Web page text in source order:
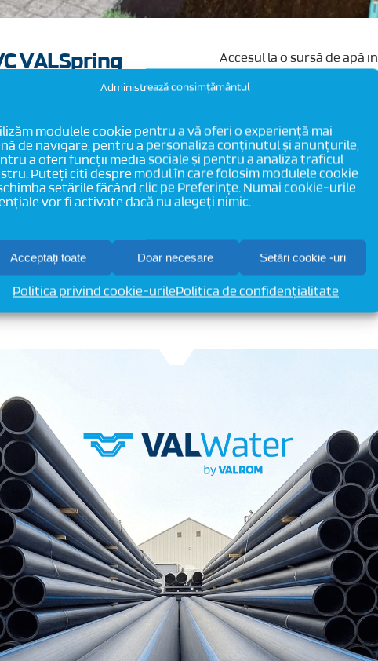
Administrează consimțământul
modulele cookie pentru a vă oferi o experiență mai
de navigare, pentru a personaliza conținutul și anunțurile,
a oferi funcții media sociale și pentru a analiza traficul
Puteți citi despre modul în care folosim modulele cookie
setările făcând clic pe Preferințe. Numai cookie-urile
vor fi activate dacă nu alegeți nimic.
Acceptați toate Doar necesare Setări cookie -uri
Politica privind cookie-urilePolitica de confidențialitate
VALSpring
Accesul la o sursă de apă
unui foraj de mare
Succesul pe termen lung
conductele trebuie să
Industrie se detașează
PVC neplastifiat (PVC-U)
Clasele de Rezistență R8,
pe piață, sistemul
riguroase cerințe de
adaptate fiecărui proiect